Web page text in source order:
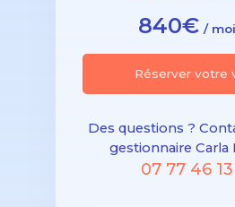
840€ /
Réserver votre
Des questions ?
gestionnaire Carla
07 77 46